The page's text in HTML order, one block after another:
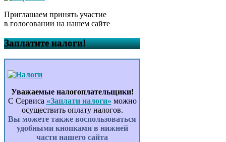
Приглашаем принять участие
в голосовании на нашем сайте
Заплатите налоги!
Уважаемые налогоплательщики!
С Сервиса «Заплати налоги» можно
осуществить оплату налогов.
Вы можете также воспользоваться
удобными кнопками в нижней
части нашего сайта